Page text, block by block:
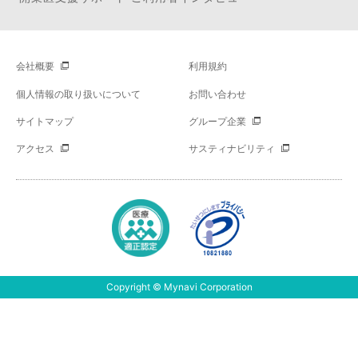
会社概要 利用規約
個人情報の取り扱いについて お問い合わせ
サイトマップ グループ企業
アクセス サスティナビリティ
Copyright © Mynavi Corporation